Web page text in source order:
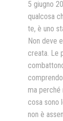
5 giugno
qualcosa
te, è uno
Non deve
creata. Le
ma perché
cosa sono
non è